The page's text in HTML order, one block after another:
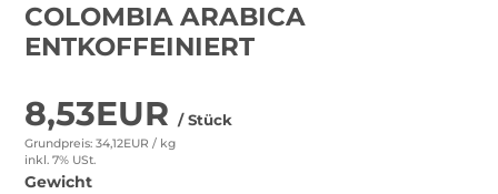
COLOMBIA ARABICA
ENTKOFFEINIERT
8,53EUR / Stück
Grundpreis: 34,12EUR / kg
inkl. 7% USt.
Gewicht